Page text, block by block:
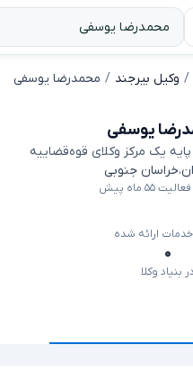
وکیل بیرجند محمدرضا یوسفی
یوسفی
یک مرکز وکلای قوه‌قضاییه
،خراسان جنوبی
۵۵ ماه پیش
ارائه شده
۰
در بنیاد وکلا